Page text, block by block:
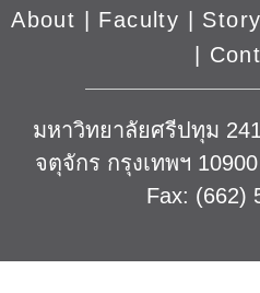
About Faculty Story
มหาวิทยาลัยศรีปทุม
จตุจักร กรุงเทพฯ
Fax: (662)